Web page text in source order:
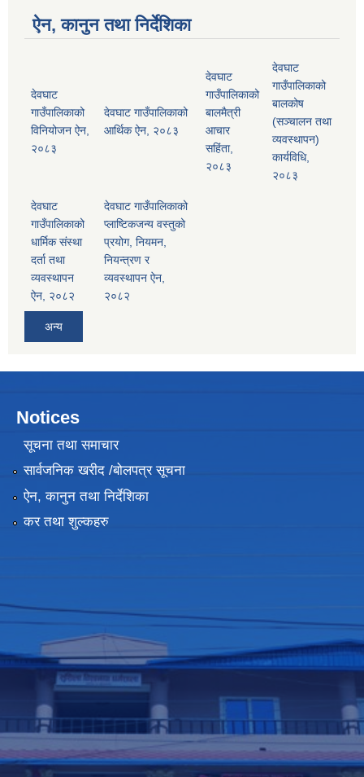
ऐन, कानुन तथा निर्देशिका
देवघाट
गाउँपालिकाको
विनियोजन ऐन,
२०८३
देवघाट गाउँपालिकाको
आर्थिक ऐन, २०८३
देवघाट
गाउँपालिकाको
बालमैत्री
आचार
सहिंता,
२०८३
देवघाट
गाउँपालिकाको
बालकोष
(सञ्चालन तथा
व्यवस्थापन)
कार्यविधि,
२०८३
देवघाट
गाउँपालिकाको
धार्मिक संस्था
दर्ता तथा
व्यवस्थापन
ऐन, २०८२
देवघाट गाउँपालिकाको
प्लाष्टिकजन्य वस्तुको
प्रयोग, नियमन,
नियन्त्रण र
व्यवस्थापन ऐन,
२०८२
अन्य
Notices
सूचना तथा समाचार
सार्वजनिक खरीद /बोलपत्र सूचना
ऐन, कानुन तथा निर्देशिका
कर तथा शुल्कहरु